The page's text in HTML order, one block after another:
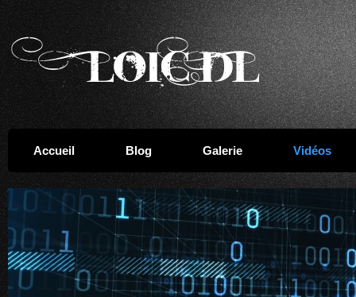
Accueil Blog Galerie Vidéos